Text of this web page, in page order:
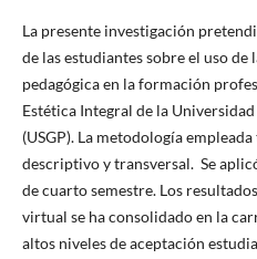
La presente investigación
de las estudiantes sobre el uso
pedagógica en la formación
Estética Integral de la
(USGP). La metodología
descriptivo y transversal. Se
de cuarto semestre. Los
virtual se ha consolidado en la
altos niveles de aceptación